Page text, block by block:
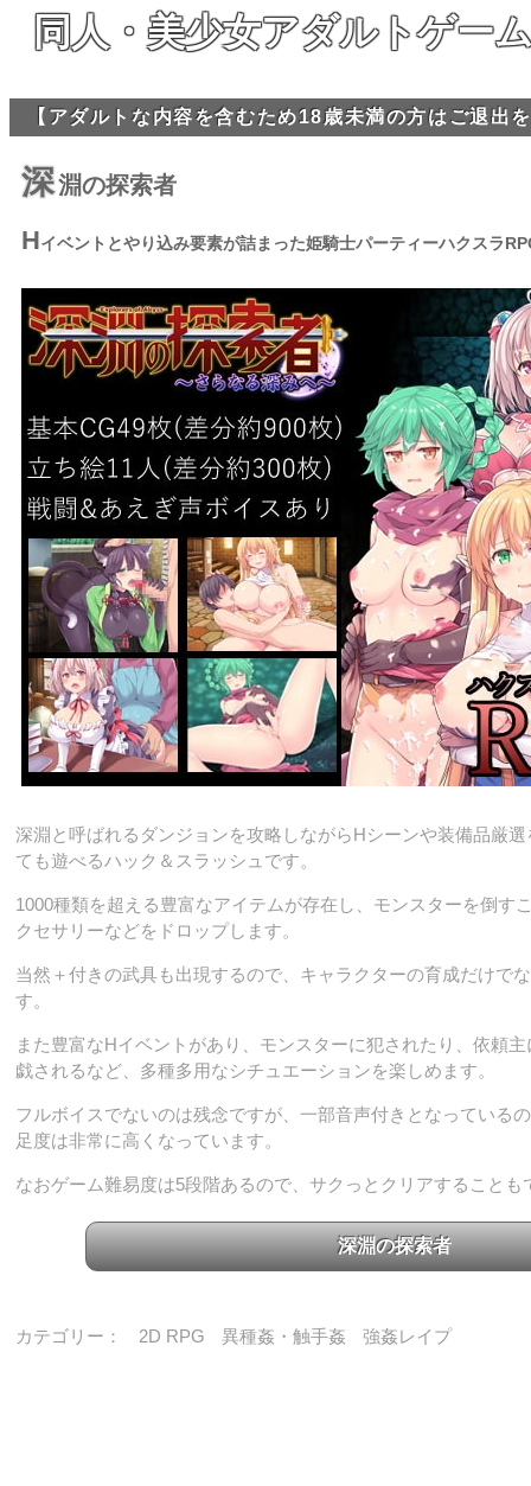
同人・美少女アダルトゲー
【アダルトな内容を含むため18歳未満の方はご退出
深淵の探索者
Hイベントとやり込み要素が詰まった姫騎士パーティーハクスラ
深淵と呼ばれるダンジョンを攻略しながらHシーンや装備品厳
ても遊べるハック＆スラッシュです。
1000種類を超える豊富なアイテムが存在し、モンスターを倒す
クセサリーなどをドロップします。
当然＋付きの武具も出現するので、キャラクターの育成だけで
す。
また豊富なHイベントがあり、モンスターに犯されたり、依頼
戯されるなど、多種多用なシチュエーションを楽しめます。
フルボイスでないのは残念ですが、一部音声付きとなっている
足度は非常に高くなっています。
なおゲーム難易度は5段階あるので、サクっとクリアすることも
深淵の探索者
カテゴリー： 2D RPG 異種姦・触手姦 強姦レイプ